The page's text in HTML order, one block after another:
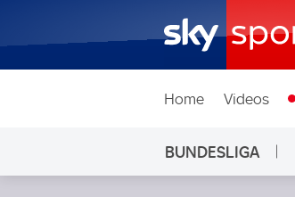
Home Videos
BUNDESLIGA